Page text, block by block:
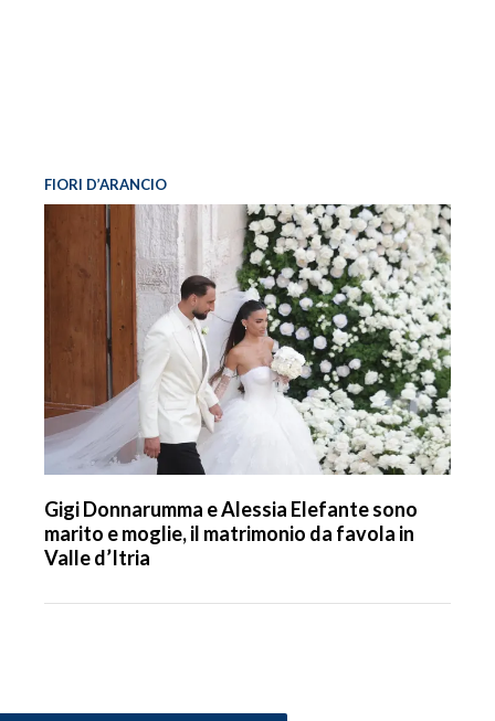
FIORI D’ARANCIO
Gigi Donnarumma e Alessia Elefante sono
marito e moglie, il matrimonio da favola in
Valle d’Itria